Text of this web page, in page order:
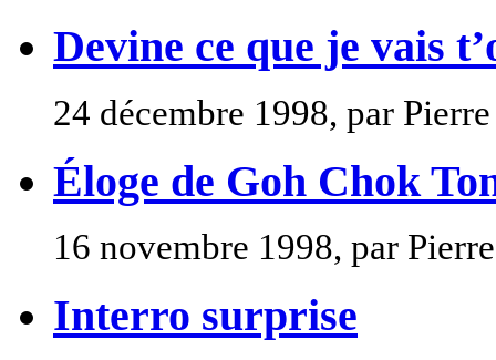
Devine ce que je vais
24 décembre 1998, par
Éloge de Goh Chok
16 novembre 1998, par
Interro surprise